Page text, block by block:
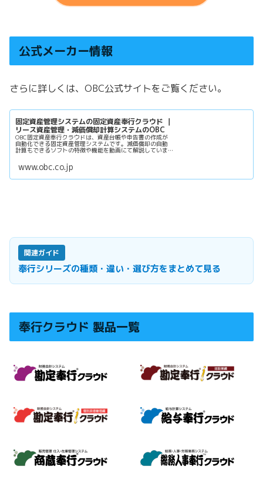
公式メーカー情報
さらに詳しくは、OBC公式サイトをご覧ください。
固定資産管理システムの固定資産奉行クラウド ｜
リース資産管理・減価償却計算システムのOBC
OBC固定資産奉行クラウドは、資産台帳や申告書の作成が
自動化できる固定資産管理システムです。減価償却の自動
計算もできるソフトの特徴や機能を動画にて解説していま
www.obc.co.jp
関連ガイド
奉行シリーズの種類・違い・選び方をまとめて見る
奉行クラウド 製品一覧